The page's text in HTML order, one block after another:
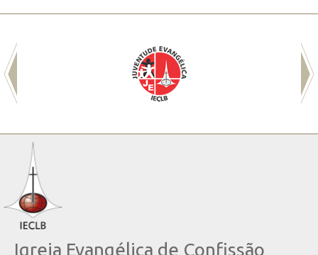
Igreja Evangélica de Confissão